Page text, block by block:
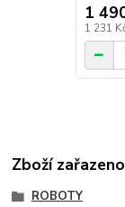
1
1 231
Zboží
ROBOTY